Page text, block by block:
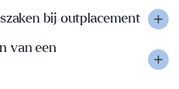
bij outplacement
van een